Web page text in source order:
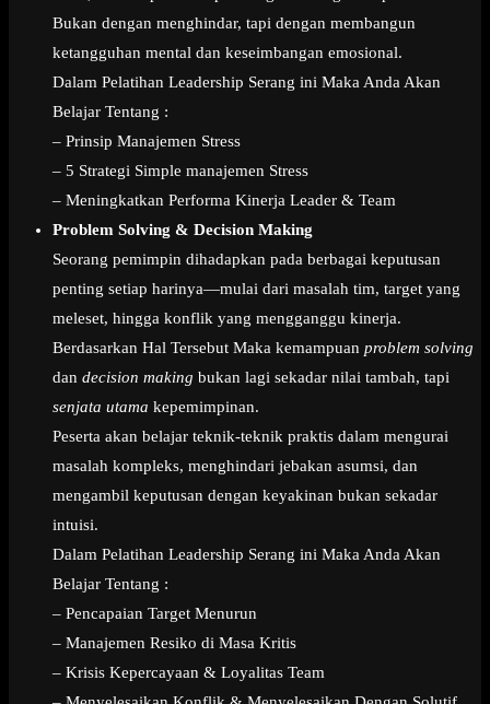
Bukan dengan menghindar, tapi dengan membangun
ketangguhan mental dan keseimbangan emosional.
Dalam Pelatihan Leadership Serang ini Maka Anda Akan
Belajar Tentang :
– Prinsip Manajemen Stress
– 5 Strategi Simple manajemen Stress
– Meningkatkan Performa Kinerja Leader & Team
Problem Solving & Decision Making
Seorang pemimpin dihadapkan pada berbagai keputusan
penting setiap harinya—mulai dari masalah tim, target yang
meleset, hingga konflik yang mengganggu kinerja.
Berdasarkan Hal Tersebut Maka kemampuan problem solving
dan decision making bukan lagi sekadar nilai tambah, tapi
senjata utama kepemimpinan.
Peserta akan belajar teknik-teknik praktis dalam mengurai
masalah kompleks, menghindari jebakan asumsi, dan
mengambil keputusan dengan keyakinan bukan sekadar
intuisi.
Dalam Pelatihan Leadership Serang ini Maka Anda Akan
Belajar Tentang :
– Pencapaian Target Menurun
– Manajemen Resiko di Masa Kritis
– Krisis Kepercayaan & Loyalitas Team